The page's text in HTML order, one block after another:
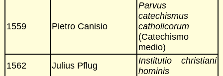
1559 Pietro Canisio
Parvus
catechismus
catholicorum
(Catechismo
medio)
1562
Julius Pflug
Institutio christiani
hominis